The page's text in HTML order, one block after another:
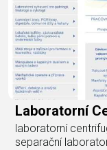
Laboratorní
laboratorní
separační